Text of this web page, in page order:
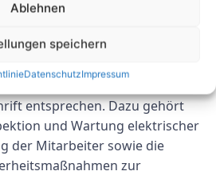
Ablehnen
speichern
DatenschutzImpressum
verantwortlich, dass ihre
Geräte der UVV
entsprechen. Dazu gehört
und Wartung elektrischer
der Mitarbeiter sowie die
zur